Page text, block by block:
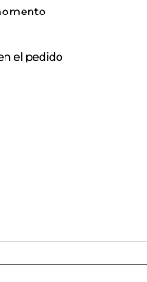
el pedido